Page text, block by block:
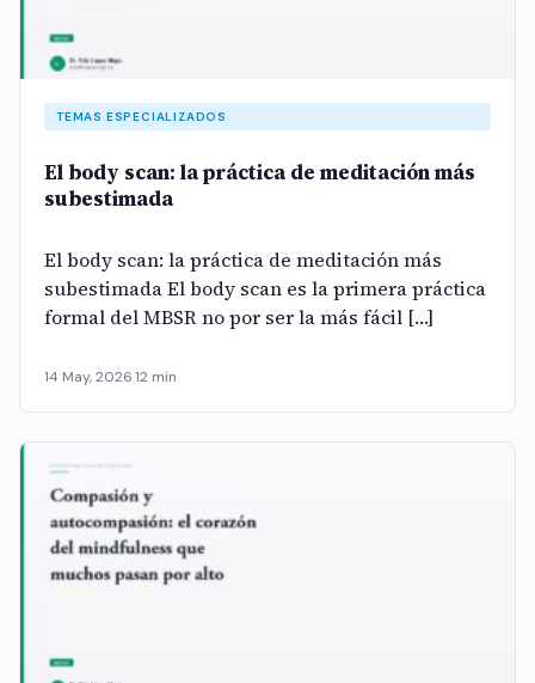
TEMAS ESPECIALIZADOS
El body scan: la práctica de meditación más
subestimada
El body scan: la práctica de meditación más
subestimada El body scan es la primera práctica
formal del MBSR no por ser la más fácil […]
14 May, 202612 min